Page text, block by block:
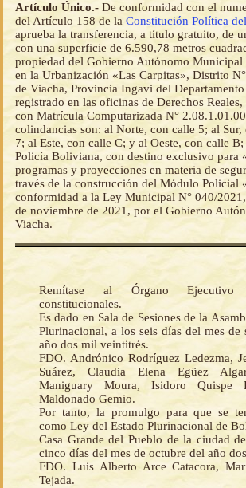
Artículo Único.- De conformidad con el
del Artículo 158 de la Constitución Política
aprueba la transferencia, a título gratuito, de
con una superficie de 6.590,78 metros
propiedad del Gobierno Autónomo Municipal
en la Urbanización «Las Carpitas», Distrito
de Viacha, Provincia Ingavi del Departamento
registrado en las oficinas de Derechos
con Matrícula Computarizada N°
colindancias son: al Norte, con calle 5; al
7; al Este, con calle C; y al Oeste, con calle
Policía Boliviana, con destino exclusivo para
programas y proyecciones en materia de
través de la construcción del Módulo Policial
conformidad a la Ley Municipal N° 040/
de noviembre de 2021, por el Gobierno
Viacha.
Remítase al Órgano
constitucionales.
Es dado en Sala de Sesiones de la
Plurinacional, a los seis días del mes de
año dos mil veintitrés.
FDO. Andrónico Rodríguez Ledezma,
Suárez, Claudia Elena Egüez
Maniguary Moura, Isidoro Quispe
Maldonado Gemio.
Por tanto, la promulgo para que se
como Ley del Estado Plurinacional de
Casa Grande del Pueblo de la ciudad
cinco días del mes de octubre del año
FDO. Luis Alberto Arce Catacora,
Tejada.